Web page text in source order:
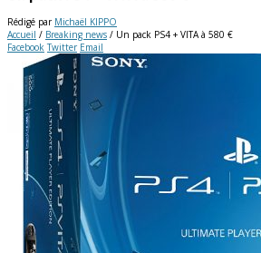
Rédigé par Michaël KIPPO
Accueil / Breaking news / Un pack PS4 + VITA à 580 €
Facebook Twitter Email